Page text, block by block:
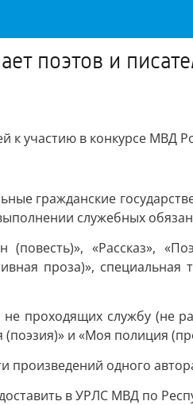
поэтов и
к участию в конкурсе МВД
гражданские
служебных
«Рассказ»,
проза)»,
проходящих службу
и «Моя полиция
одного
в УРЛС МВД по